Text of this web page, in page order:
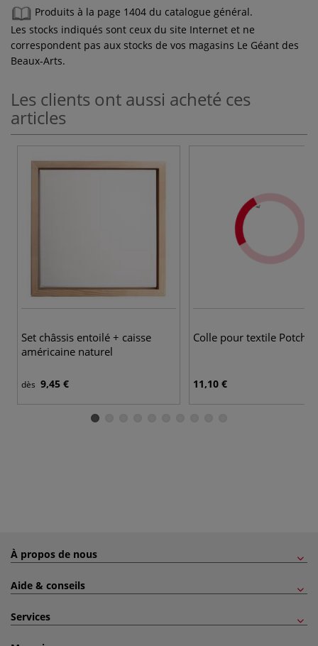
Produits à la page 1404 du catalogue général.
Les stocks indiqués sont ceux du site Internet et ne
correspondent pas aux stocks de vos magasins Le Géant des
Beaux-Arts.
Les clients ont aussi acheté ces
articles
Set châssis entoilé + caisse
américaine naturel
dès 9,45 €
Colle pour textile Potch
11,10 €
À propos de nous
Aide & conseils
Services